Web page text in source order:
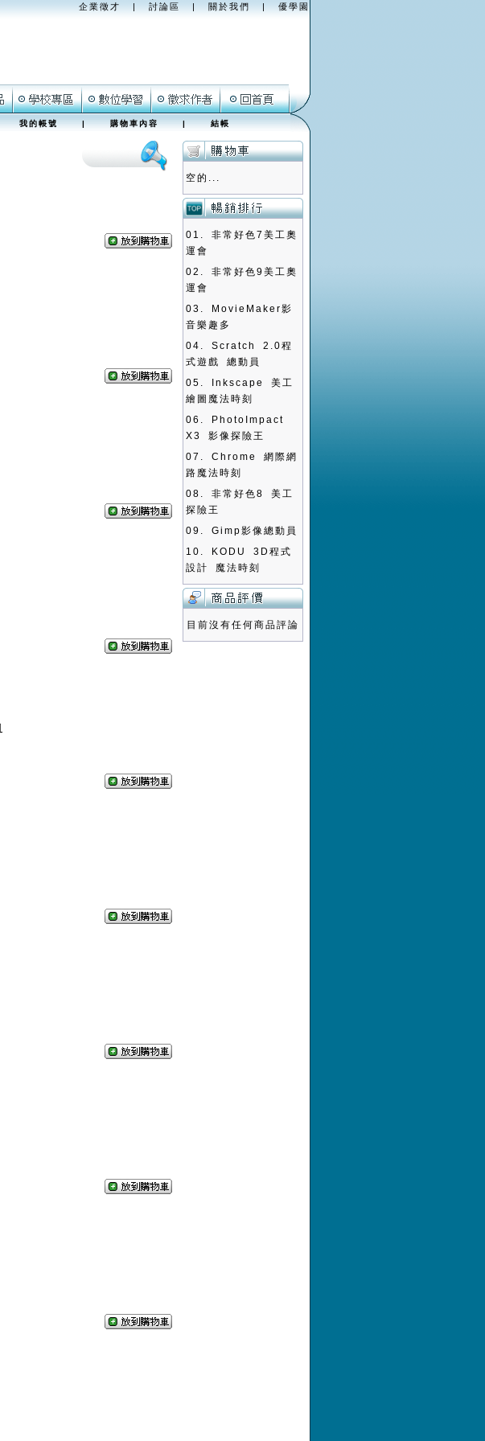
企業徵才 | 討論區 | 關於我們 | 優學園
我的帳號|購物車內容|結帳
空的...
01. 非常好色7美工奧
運會
02. 非常好色9美工奧
運會
03.
MovieMaker影
音樂趣多
04. Scratch 2.0程
式遊戲 總動員
05.
Inkscape 美工
繪圖魔法時刻
06.
PhotoImpact
X3 影像探險王
07. Chrome 網際網
路魔法時刻
08. 非常好色8 美工
探險王
09. Gimp影像總動員
10.
KODU 3D程式
設計 魔法時刻
目前沒有任何商品評論